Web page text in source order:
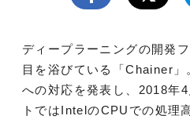
ディープラーニングの開発
目を浴びている「Chainer
への対応を発表し、2018年
トではIntelのCPUでの処理